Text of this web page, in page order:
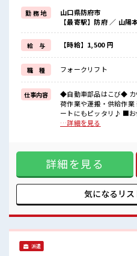
今までと違う場所で働いてみたい
規定はありますが赴任時の交通費は
《稼ぎたい方必見*》
高時給1500円！
残業は月20時間以上あります♪
頑張った分しっかり返ってくるの
《初めての方も安心してスタート*》
未経験の方やブランクのある方も
担当がしっかりサポートします！
スキル・ステップUPしちゃいま
■職場の雰囲気
《20代・30代の方カツヤク中》
個人ロッカー・休憩室完備！
荷物が多めの方も安心ですね♪
車通勤OK！
もちろん駐車場代は無料です◎
勤 務 地
山口県防府市
【最寄駅】防府 ／ 山陽
給 与 【時給】1,500 円
職 種 フォークリフト
仕事内容
◆自動車部品はこび◆ カ
荷作業や運搬・供給作業 ※寮アリのお仕事！一人暮らしスタ
ートにもピッタリ♪ ■お仕事PR 《寮があるオシゴト*》 家電
付きのワンルーム寮が0
費は当社負担！ 《稼ぎ
月20時間以上あります♪
ヤリガイ抜群★ 《初めて
の方やブランクのある
す！ スキル・ステップUPしち
《20代・30代の方カツ
完備！ 荷物が多めの方
駐車場代は無料です◎
…詳細を見る
詳細を見る
気になるリス
派遣